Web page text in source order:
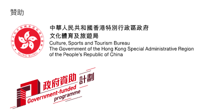
贊助